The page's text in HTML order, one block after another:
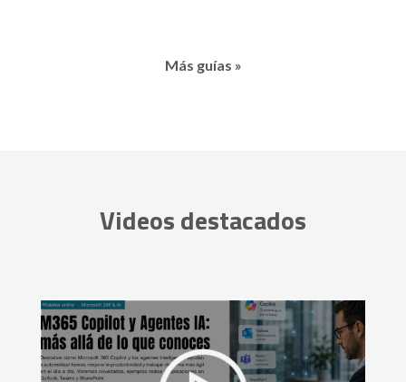
Más guías »
Videos destacados